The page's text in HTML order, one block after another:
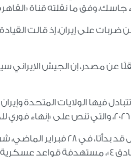
وفق ما نقلته قناة «القاهرة
ضربات على إيران، إذ قالت
نقلًا عن مصدر، إن الجيش
فيها الولايات المتحدة
وكانت الولايات المتحدة
طهران بإطلاق عملية «الوعد الصادق 4»،